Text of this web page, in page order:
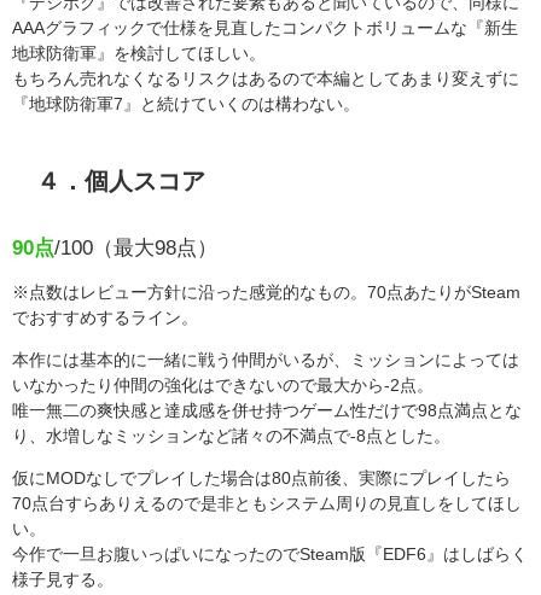
AAAグラフィックで仕様を見直したコンパクトボリュームな『新生
地球防衛軍』を検討してほしい。
もちろん売れなくなるリスクはあるので本編としてあまり変えずに
『地球防衛軍7』と続けていくのは構わない。
４．個人スコア
90点/100（最大98点）
※点数はレビュー方針に沿った感覚的なもの。70点あたりがSteam
でおすすめするライン。
本作には基本的に一緒に戦う仲間がいるが、ミッションによっては
いなかったり仲間の強化はできないので最大から-2点。
唯一無二の爽快感と達成感を併せ持つゲーム性だけで98点満点とな
り、水増しなミッションなど諸々の不満点で-8点とした。
仮にMODなしでプレイした場合は80点前後、実際にプレイしたら
70点台すらありえるので是非ともシステム周りの見直しをしてほし
い。
今作で一旦お腹いっぱいになったのでSteam版『EDF6』はしばらく
様子見する。